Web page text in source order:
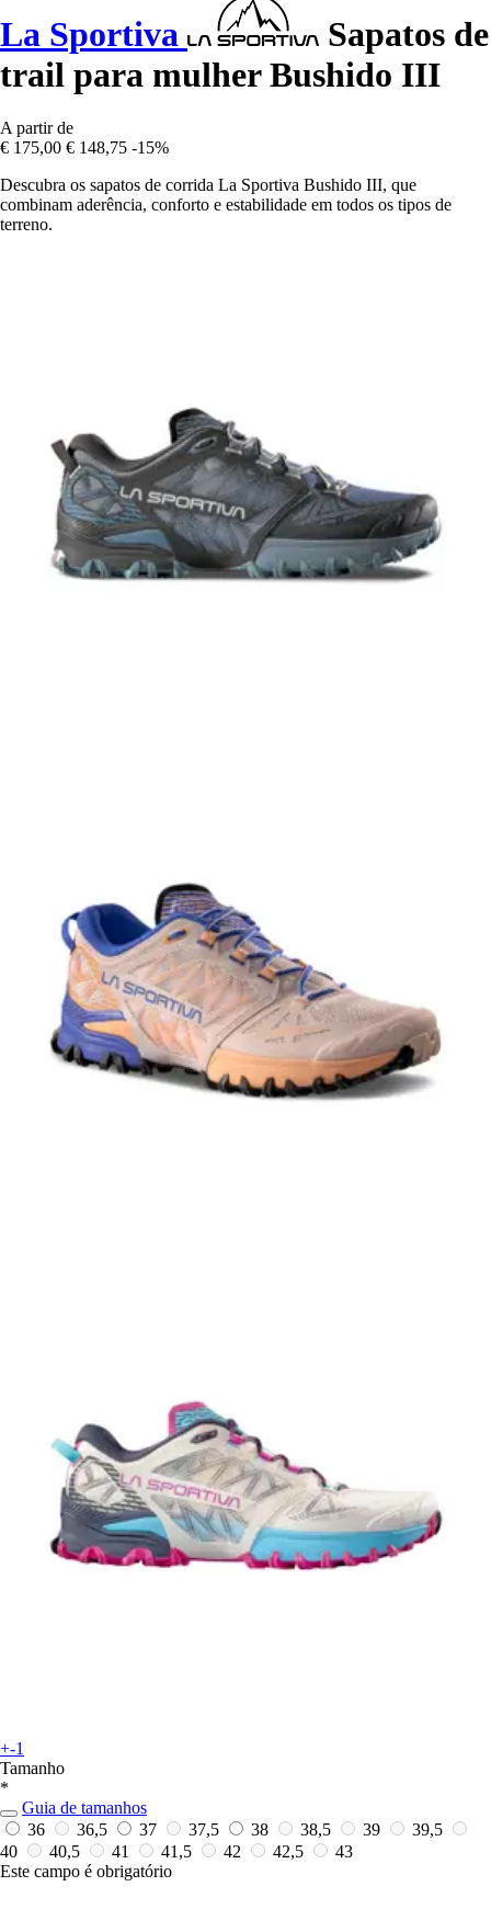
La Sportiva
Sapatos de
trail para mulher Bushido III
A partir de
€ 175,00 € 148,75 -15%
Descubra os sapatos de corrida La Sportiva Bushido III, que
combinam aderência, conforto e estabilidade em todos os tipos de
terreno.
+-1
Tamanho
*
Guia de tamanhos
36
36,5 37 37,5 38 38,5 39
39,5
40
40,5 41 41,5 42 42,5
43
Este campo é obrigatório